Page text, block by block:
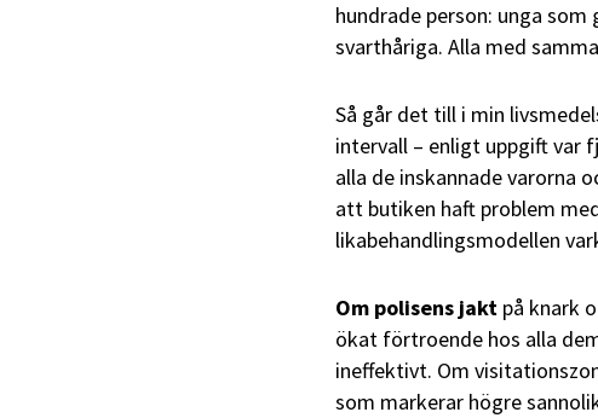
hundrade person: unga
svarthåriga. Alla med
Så går det till i min
intervall – enligt uppgift var
alla de inskannade
att butiken haft problem
likabehandlingsmodellen
Om polisens jakt på knark
ökat förtroende hos alla
ineffektivt. Om
som markerar högre